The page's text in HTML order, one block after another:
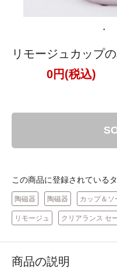
リモージュカップ
0円(税込)
この商品に登録されている
陶磁器 陶磁器 カップ＆ソ
リモージュ クリアランス セ
商品の説明